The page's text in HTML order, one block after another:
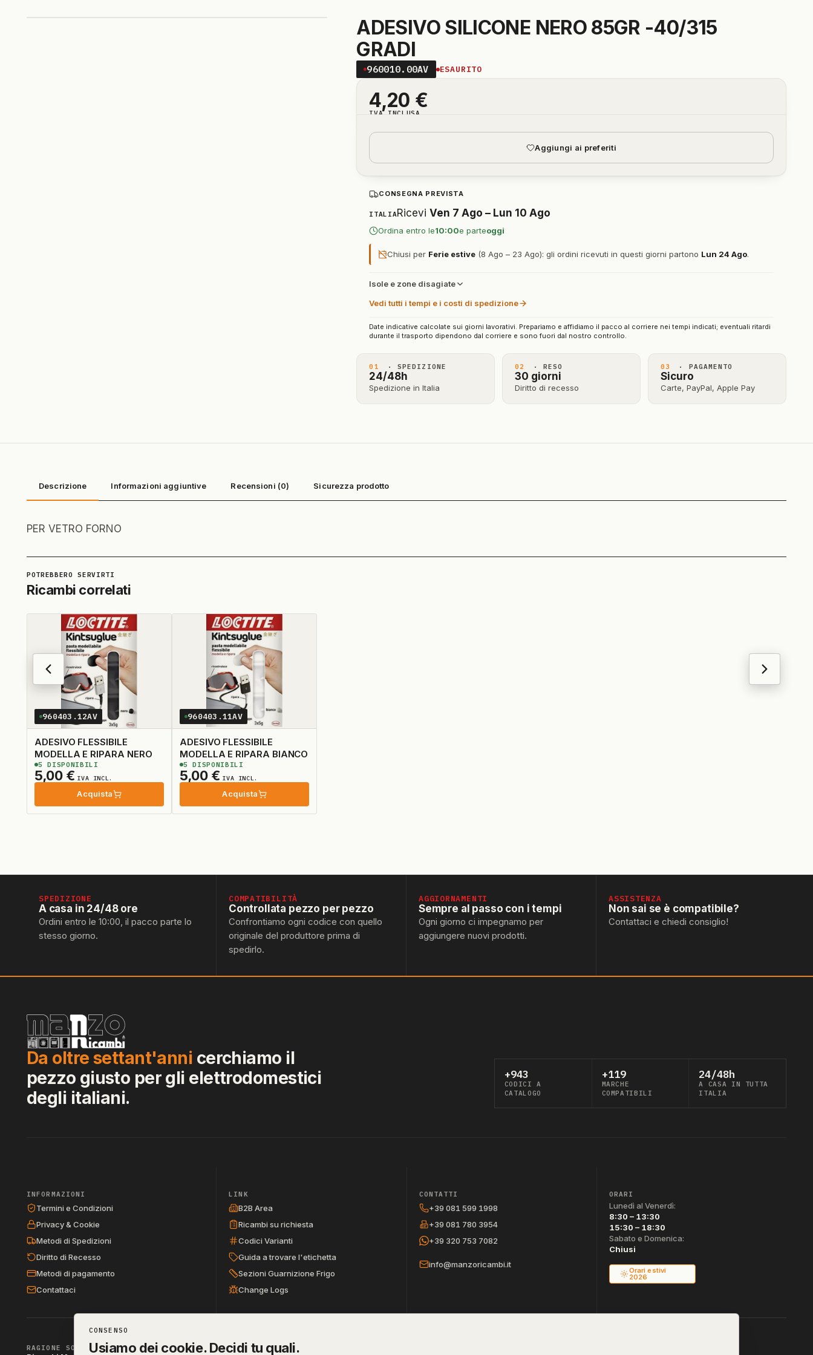
ADESIVO SILICONE NERO 85GR -40/315
GRADI
960010.00AV ESAURITO
4,20 €
IVA INCLUSA
Aggiungi ai preferiti
CONSEGNA PREVISTA
ITALIARiceviVen 7 Ago – Lun 10 Ago
Ordina entro le10:00e parteoggi
Chiusi per Ferie estive (8 Ago – 23 Ago): gli ordini ricevuti in questi giorni partono Lun 24 Ago.
Isole e zone disagiate
Vedi tutti i tempi e i costi di spedizione
Date indicative calcolate sui giorni lavorativi. Prepariamo e affidiamo il pacco al corriere nei tempi indicati; eventuali ritardi
durante il trasporto dipendono dal corriere e sono fuori dal nostro controllo.
01 · SPEDIZIONE
24/48h
Spedizione in Italia
02 · RESO
30 giorni
Diritto di recesso
03 · PAGAMENTO
Sicuro
Carte, PayPal, Apple Pay
Descrizione Informazioni aggiuntive Recensioni (0) Sicurezza prodotto
PER VETRO FORNO
Ricambi correlati
960403.12AV
ADESIVO FLESSIBILE
MODELLA E RIPARA NERO
5,00 € IVA INCL.
Acquista
5 DISPONIBILI
960403.11AV
ADESIVO FLESSIBILE
MODELLA E RIPARA BIANCO
5,00 € IVA INCL.
Acquista
5 DISPONIBILI
SPEDIZIONE
A casa in 24/48 ore
Ordini entro le 10:00, il pacco parte lo
stesso giorno.
COMPATIBILITÀ
Controllata pezzo per pezzo
Confrontiamo ogni codice con quello
originale del produttore prima di
spedirlo.
AGGIORNAMENTI
Sempre al passo con i tempi
Ogni giorno ci impegnamo per
aggiungere nuovi prodotti.
ASSISTENZA
Non sai se è compatibile?
Contattaci e chiedi consiglio!
Da oltre settant'anni cerchiamo il
pezzo giusto per gli elettrodomestici
degli italiani.
+943
CODICI A
CATALOGO
+119
MARCHE
COMPATIBILI
24/48h
A CASA IN TUTTA
ITALIA
INFORMAZIONI
Termini e Condizioni
Privacy & Cookie
Metodi di Spedizioni
Diritto di Recesso
Metodi di pagamento
Contattaci
LINK
B2B Area
Ricambi su richiesta
Codici Varianti
Guida a trovare l'etichetta
Sezioni Guarnizione Frigo
Change Logs
CONTATTI
+39 081 599 1998
+39 081 780 3954
+39 320 753 7082
info@manzoricambi.it
ORARI
Lunedì al Venerdì:
8:30 – 13:30
15:30 – 18:30
Sabato e Domenica:
Chiusi
Orari estivi
2026
RAGIONE SOCIALE
CONSENSO
Usiamo dei cookie. Decidi tu quali.